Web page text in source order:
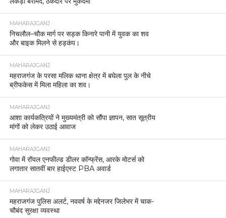
MAHARAJGANJ
निचलौल–चौक मार्ग पर सड़क किनारे पानी में युवक का शव
और बाइक मिलने से हड़कंप।
MAHARAJGANJ
महराजगंज के परसा मलिक थाना क्षेत्र में बघेला पुल के नीचे
ब्रीफकेस में मिला महिला का शव।
MAHARAJGANJ
आशा कार्यकत्रियों ने मुख्यमंत्री को सौंपा ज्ञापन, सात सूत्रीय
मांगों को लेकर उठाई आवाज
MAHARAJGANJ
गोवा में रॉयल एनफील्ड डीलर कॉन्फ्रेंस, आरके मोटर्स को
लगातार सातवीं बार हाईएस्ट PBA अवार्ड
MAHARAJGANJ
महराजगंज पुलिस अलर्ट, नववर्ष के मद्देनजर जिलेभर में चाक-
चौबंद सुरक्षा व्यवस्था